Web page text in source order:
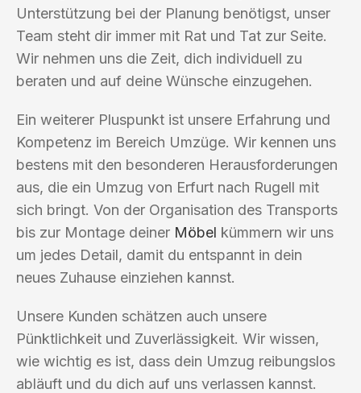
Unterstützung bei der Planung benötigst, unser
Team steht dir immer mit Rat und Tat zur Seite.
Wir nehmen uns die Zeit, dich individuell zu
beraten und auf deine Wünsche einzugehen.
Ein weiterer Pluspunkt ist unsere Erfahrung und
Kompetenz im Bereich Umzüge. Wir kennen uns
bestens mit den besonderen Herausforderungen
aus, die ein Umzug von Erfurt nach Rugell mit
sich bringt. Von der Organisation des Transports
bis zur Montage deiner Möbel kümmern wir uns
um jedes Detail, damit du entspannt in dein
neues Zuhause einziehen kannst.
Unsere Kunden schätzen auch unsere
Pünktlichkeit und Zuverlässigkeit. Wir wissen,
wie wichtig es ist, dass dein Umzug reibungslos
abläuft und du dich auf uns verlassen kannst.